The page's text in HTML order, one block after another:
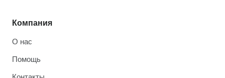
Компания
О нас
Помощь